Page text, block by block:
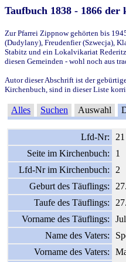
Taufbuch 1838 - 1866
Zur Pfarrei Zippnow gehörten bis
(Dudylany), Freudenfier (Szwecja),
Stabitz und ein Lokalvikariat
diesen Gemeinden - wohl noch aus
Autor dieser Abschrift ist der
Kirchenbuch, sind in dieser Liste
Alles Suchen Auswahl
Lfd-Nr:
21
Seite im Kirchenbuch:
1
Lfd-Nr im Kirchenbuch:
2
Geburt des Täuflings:
Taufe des Täuflings:
Vorname des Täuflings:
Name des Vaters:
Vorname des Vaters: